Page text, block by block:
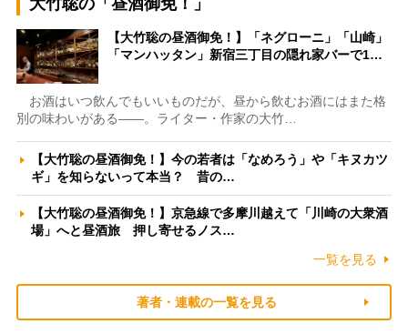
【大竹聡の昼酒御免！】「ネグローニ」「山崎」
「マンハッタン」新宿三丁目の隠れ家バーで1…
お酒はいつ飲んでもいいものだが、昼から飲むお酒にはまた格
別の味わいがある――。ライター・作家の大竹…
【大竹聡の昼酒御免！】今の若者は「なめろう」や「キヌカツ
ギ」を知らないって本当？ 昔の…
【大竹聡の昼酒御免！】京急線で多摩川越えて「川崎の大衆酒
場」へと昼酒旅 押し寄せるノス…
一覧を見る
著者・連載の一覧を見る